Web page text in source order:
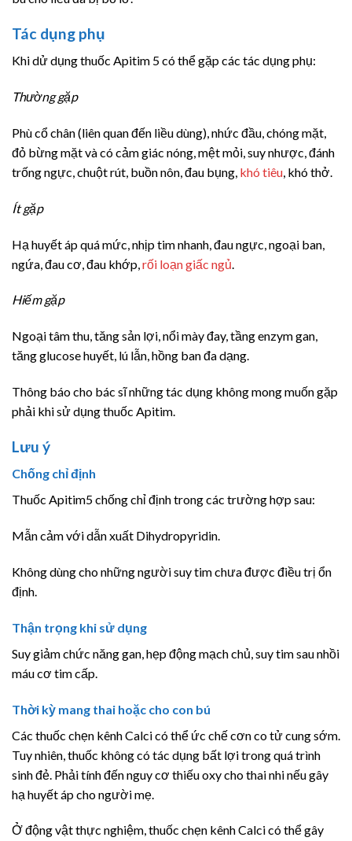
Tác dụng phụ
Khi dử dụng thuốc Apitim 5 có thể gặp các tác dụng phụ:
Thường gặp
Phù cổ chân (liên quan đến liều dùng), nhức đầu, chóng mặt,
đỏ bừng mặt và có cảm giác nóng, mệt mỏi, suy nhược, đánh
trống ngực, chuột rút, buồn nôn, đau bụng, khó tiêu, khó thở.
Ít gặp
Hạ huyết áp quá mức, nhịp tim nhanh, đau ngực, ngoại ban,
ngứa, đau cơ, đau khớp, rối loạn giấc ngủ
Hiếm gặp
Ngoại tâm thu, tăng sản lợi, nổi mày đay, tầng enzym gan,
tăng glucose huyết, lú lẫn, hồng ban đa dạng.
Thông báo cho bác sĩ những tác dụng không mong muốn gặp
phải khi sử dụng thuốc Apitim.
Lưu ý
Chống chỉ định
Thuốc Apitim5 chống chỉ định trong các trường hợp sau:
Mẫn cảm với dẫn xuất Dihydropyridin.
Không dùng cho những người suy tim chưa được điều trị ổn
định.
Thận trọng khi sử dụng
Suy giảm chức năng gan, hẹp động mạch chủ, suy tim sau nhồi
máu cơ tim cấp.
Thời kỳ mang thai hoặc cho con bú
Các thuốc chẹn kênh Calci có thể ức chế cơn co tử cung sớm.
Tuy nhiên, thuốc không có tác dụng bất lợi trong quá trình
sinh đẻ. Phải tính đến nguy cơ thiếu oxy cho thai nhi nếu gây
hạ huyết áp cho người mẹ.
Ở động vật thực nghiệm, thuốc chẹn kênh Calci có thể gây